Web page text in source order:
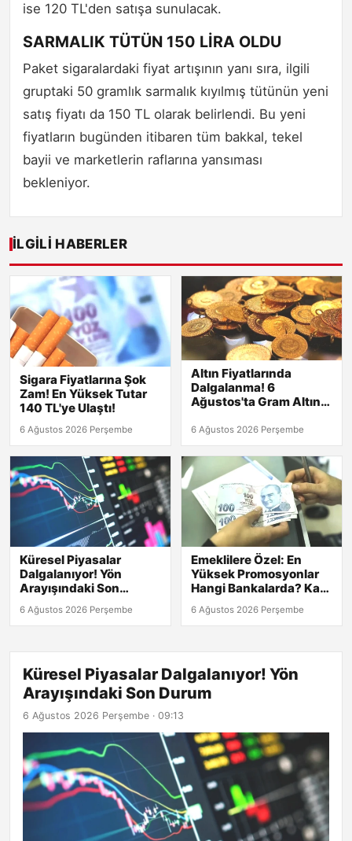
ise 120 TL'den satışa sunulacak.
SARMALIK TÜTÜN 150 LİRA OLDU
Paket sigaralardaki fiyat artışının yanı sıra, ilgili
gruptaki 50 gramlık sarmalık kıyılmış tütünün yeni
satış fiyatı da 150 TL olarak belirlendi. Bu yeni
fiyatların bugünden itibaren tüm bakkal, tekel
bayii ve marketlerin raflarına yansıması
bekleniyor.
İLGILI HABERLER
Sigara Fiyatlarına Şok
Zam! En Yüksek Tutar
140 TL'ye Ulaştı!
6 Ağustos 2026 Perşembe
Altın Fiyatlarında
Dalgalanma! 6
Ağustos'ta Gram Altın
Çeyrek Altın Ne Kadar?
6 Ağustos 2026 Perşembe
Küresel Piyasalar
Dalgalanıyor! Yön
Arayışındaki Son
6 Ağustos 2026 Perşembe
Emeklilere Özel: En
Yüksek Promosyonlar
Hangi Bankalarda? Kaç
6 Ağustos 2026 Perşembe
Küresel Piyasalar Dalgalanıyor! Yön
Arayışındaki Son Durum
6 Ağustos 2026 Perşembe · 09:13